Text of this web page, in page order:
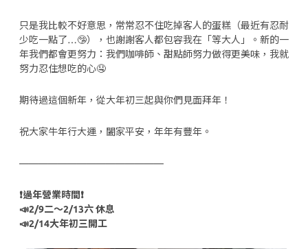
只是我比較不好意思，常常忍不住吃掉客人的蛋糕（最近有忍耐
少吃一點了…🤥），也謝謝客人都包容我在「等大人」。新的一
年我們都會更努力：我們咖啡師、甜點師努力做得更美味，我就
努力忍住想吃的心🤤
期待過這個新年，從大年初三起與你們見面拜年！
祝大家牛年行大運，闔家平安，年年有豐年。
———————————————
❗️過年營業時間❗️
📣2/9二～2/13六 休息
📣2/14大年初三開工